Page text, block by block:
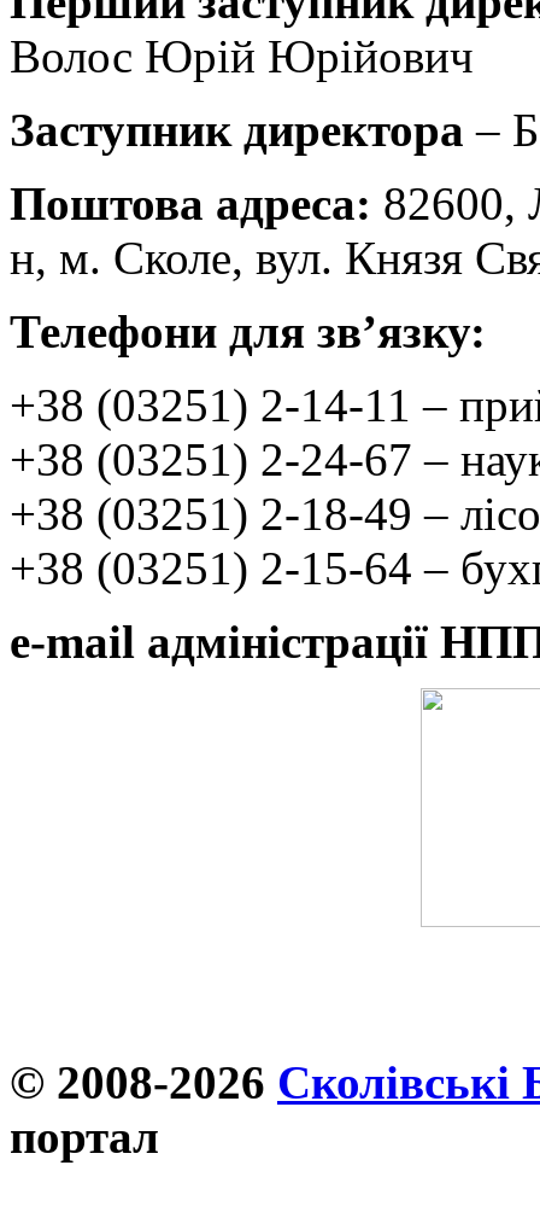
Волос Юрій Юрійович
Заступник директора –
Поштова адреса: 82600,
н, м. Сколе, вул. Князя
Телефони для зв’язку:
+38 (03251) 2-14-11 –
+38 (03251) 2-24-67 –
+38 (03251) 2-18-49 –
+38 (03251) 2-15-64 –
e-mail адміністрації
© 2008-2026 Сколівські
портал